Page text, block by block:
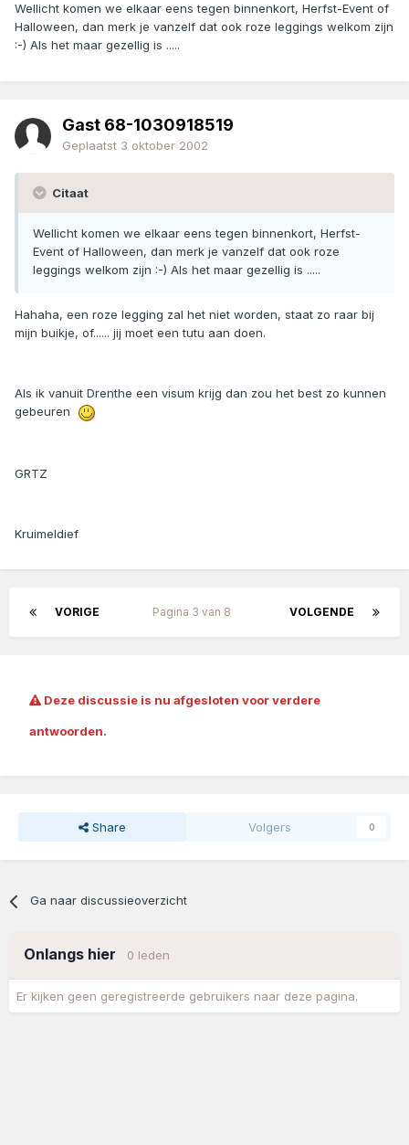
Wellicht komen we elkaar eens tegen binnenkort, Herfst-Event of
Halloween, dan merk je vanzelf dat ook roze leggings welkom zijn
:-) Als het maar gezellig is .....
Gast 68-1030918519
Geplaatst 3 oktober 2002
Citaat
Wellicht komen we elkaar eens tegen binnenkort, Herfst-
Event of Halloween, dan merk je vanzelf dat ook roze
leggings welkom zijn :-) Als het maar gezellig is .....
Hahaha, een roze legging zal het niet worden, staat zo raar bij
mijn buikje, of...... jij moet een tutu aan doen.
Als ik vanuit Drenthe een visum krijg dan zou het best zo kunnen
gebeuren
GRTZ
Kruimeldief
VORIGE VOLGENDE
Pagina 3 van 8
Deze discussie is nu afgesloten voor verdere
antwoorden.
Share Volgers 0
Ga naar discussieoverzicht
Onlangs hier 0 leden
Er kijken geen geregistreerde gebruikers naar deze pagina.